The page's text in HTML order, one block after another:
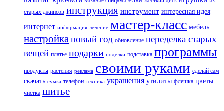
старых джинсов инструкция инструмент интересная идея
интернет информация лечение мастер-класс мебель
настройка новый год обновление переделка старых
вещей платье подарки поделки подставка программы
продукты растения реклама своими руками сделай сам
скачать сумка телефон техника украшения утилиты флешка цветы
чистка шитье